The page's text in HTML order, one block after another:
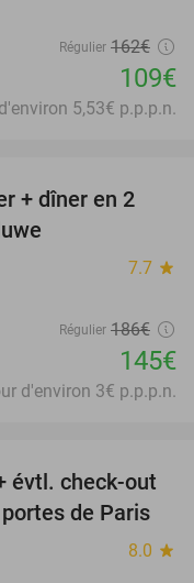
Régulier 162€
109€
5,53€ p.p.p.n.
22%
+ dîner en 2
7.7 star
Régulier 186€
145€
d'environ 3€ p.p.p.n.
38%
évtl. check-out
de Paris
8.0 star